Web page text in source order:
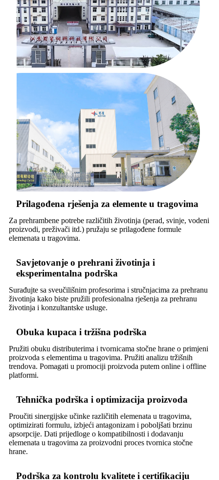
Prilagođena rješenja za elemente u tragovima
Za prehrambene potrebe različitih životinja (perad, svinje, vodeni
proizvodi, preživači itd.) pružaju se prilagođene formule
elemenata u tragovima.
Savjetovanje o prehrani životinja i
eksperimentalna podrška
Surađujte sa sveučilišnim profesorima i stručnjacima za prehranu
životinja kako biste pružili profesionalna rješenja za prehranu
životinja i konzultantske usluge.
Obuka kupaca i tržišna podrška
Pružiti obuku distributerima i tvornicama stočne hrane o primjeni
proizvoda s elementima u tragovima. Pružiti analizu tržišnih
trendova. Pomagati u promociji proizvoda putem online i offline
platformi.
Tehnička podrška i optimizacija proizvoda
Proučiti sinergijske učinke različitih elemenata u tragovima,
optimizirati formulu, izbjeći antagonizam i poboljšati brzinu
apsorpcije. Dati prijedloge o kompatibilnosti i dodavanju
elemenata u tragovima za proizvodni proces tvornica stočne
hrane.
Podrška za kontrolu kvalitete i certifikaciju